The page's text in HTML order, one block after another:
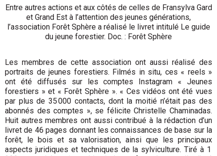
Entre autres actions et aux côtés de celles de Fransylva Gard
et Grand Est à l’attention des jeunes générations,
l’association Forêt Sphère a réalisé le livret intitulé Le guide
du jeune forestier. Doc. : Forêt Sphère
Les membres de cette association ont aussi réalisé des
portraits de jeunes forestiers. Filmés in situ, ces « reels »
ont été diffusés sur les comptes Instagram « Jeunes
forestiers » et « Forêt Sphère ». « Ces vidéos ont été vues
par plus de 35 000 contacts, dont la moitié n’était pas des
abonnés des comptes », se félicite Christelle Chaminadas.
Huit autres membres ont aussi contribué à la rédaction d’un
livret de 46 pages donnant les connaissances de base sur la
forêt, le bois et sa valorisation, ainsi que les principaux
aspects juridiques et techniques de la sylviculture. Tiré à 1